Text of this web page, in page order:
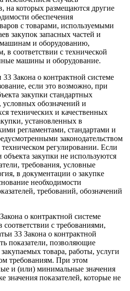
на которых размещаются другие
обеспечения
с товарами, используемыми
закупок запасных частей и
и оборудованию,
в соответствии с технической
машины и оборудование.
Закона о контрактной системе
если это возможно, при
закупки стандартных
условных обозначений и
технических и качественных
установленных в
регламентами, стандартами и
законодательством
регулировании. Если
закупки не используются
требования, условные
в документации о закупке
необходимости
требований, обозначений
о контрактной системе
соответствии с требованиями,
33 Закона о контрактной
показатели, позволяющие
товара, работы, услуги
требованиям. При этом
и (или) минимальные значения
значения показателей, которые не